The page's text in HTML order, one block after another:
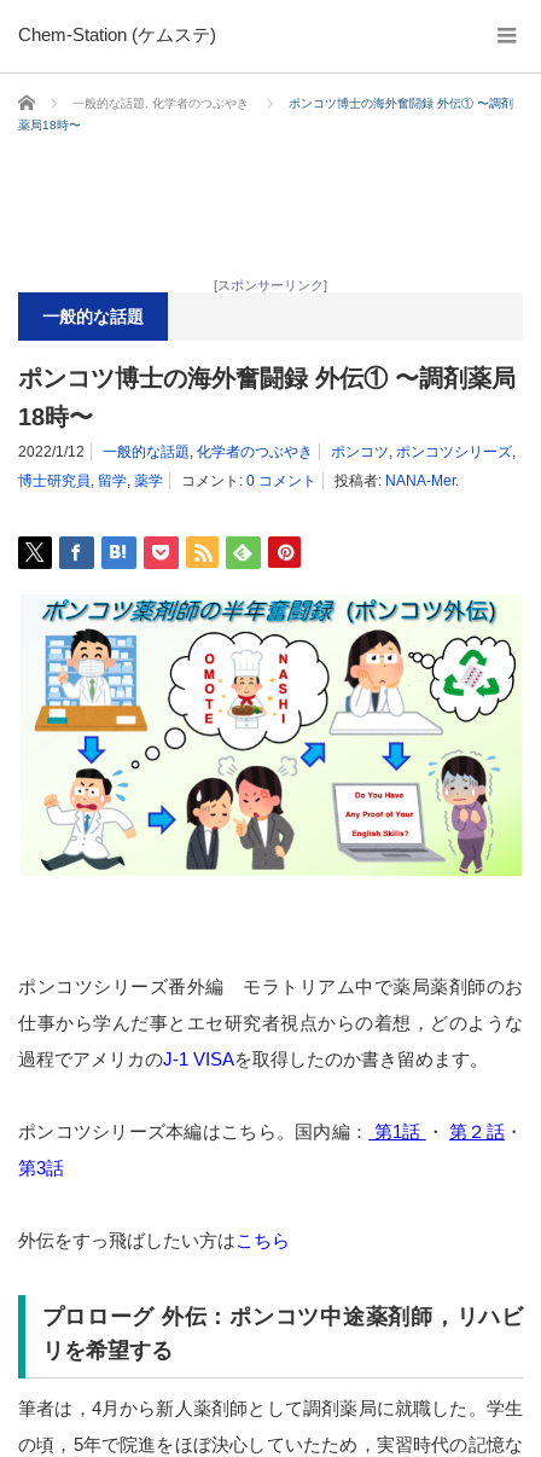
Chem-Station (ケムステ)
ホーム 一般的な話題 化学者のつぶやき
ポンコツ博士の海外奮闘録 外伝① 〜調剤
薬局18時〜
[スポンサーリンク]
一般的な話題
ポンコツ博士の海外奮闘録 外伝① 〜調剤薬局
18時〜
2022/1/12 一般的な話題, 化学者のつぶやき ポンコツ, ポンコツシリーズ,
博士研究員, 留学, 薬学 コメント: 0 コメント 投稿者: NANA-Mer.
ポンコツシリーズ番外編 モラトリアム中で薬局薬剤師のお
仕事から学んだ事とエセ研究者視点からの着想，どのような
過程でアメリカのJ-1 VISAを取得したのか書き留めます。
ポンコツシリーズ本編はこちら。国内編： 第1話 ・第２話 ・
第3話
外伝をすっ飛ばしたい方はこちら
プロローグ 外伝：ポンコツ中途薬剤師，リハビ
リを希望する
筆者は，4月から新人薬剤師として調剤薬局に就職した。学生
の頃，5年で院進をほぼ決心していたため，実習時代の記憶な